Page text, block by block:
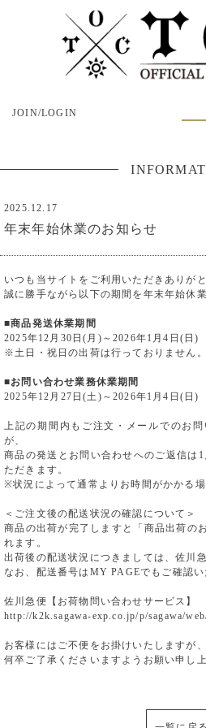
JOIN/LOGIN
2025.12.17
年末年始休業のお知らせ
いつも当サイトをご利用いただきありが
誠に勝手ながら以下の期間を年末年始休
■商品発送休業期間
2025年12月30日(月)～2026年1月4日(日)
※土日・祝日の出荷は行っておりません。
■お問い合わせ業務休業期間
2025年12月27日(土)～2026年1月4日(日)
上記の期間内もご注文・メールでのお
が、
商品の発送とお問い合わせへのご返信は
ただきます。
※状況によって通常よりお時間がかかる場
＜ご注文後の配送状況の確認について＞
商品の出荷が完了しますと「商品出荷の
れます。
出荷後の配送状況につきましては、佐川
なお、配送番号はMY PAGEでもご確認い
佐川急便【お荷物問い合わせサービス】
http://k2k.sagawa-exp.co.jp/p/sagawa/
お客様にはご不便をお掛けいたしますが、
何卒ご了承くださいますようお願い申し上